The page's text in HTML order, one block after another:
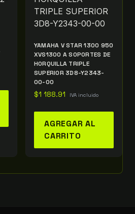
YAMAHA V STAR 1300 950
XVS1300 A SOPORTES DE
HORQUILLA TRIPLE
SUPERIOR 3D8-Y2343-
00-00
$1 188.91 IVA incluido
AGREGAR AL
CARRITO